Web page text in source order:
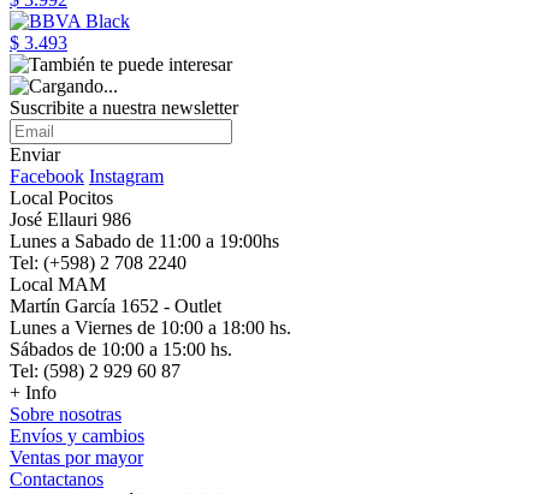
$ 3.493
Suscribite a nuestra newsletter
Enviar
Facebook Instagram
Local Pocitos
José Ellauri 986
Lunes a Sabado de 11:00 a 19:00hs
Tel: (+598) 2 708 2240
Local MAM
Martín García 1652 - Outlet
Lunes a Viernes de 10:00 a 18:00 hs.
Sábados de 10:00 a 15:00 hs.
Tel: (598) 2 929 60 87
+ Info
Sobre nosotras
Envíos y cambios
Ventas por mayor
Contactanos